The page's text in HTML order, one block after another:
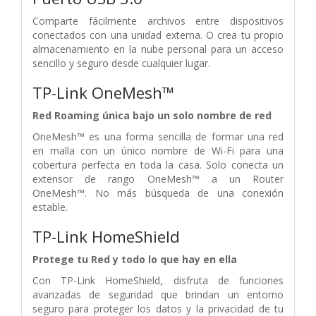
Comparte fácilmente archivos entre dispositivos
conectados con una unidad externa. O crea tu propio
almacenamiento en la nube personal para un acceso
sencillo y seguro desde cualquier lugar.
TP-Link OneMesh™
Red Roaming única bajo un solo nombre de red
OneMesh™ es una forma sencilla de formar una red
en malla con un único nombre de Wi-Fi para una
cobertura perfecta en toda la casa. Solo conecta un
extensor de rango OneMesh™ a un Router
OneMesh™. No más búsqueda de una conexión
estable.
TP-Link HomeShield
Protege tu Red y todo lo que hay en ella
Con TP-Link HomeShield, disfruta de funciones
avanzadas de seguridad que brindan un entorno
seguro para proteger los datos y la privacidad de tu